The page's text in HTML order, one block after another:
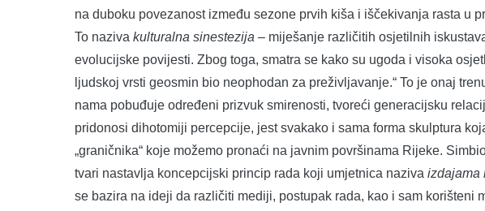
na duboku povezanost između sezone prvih kiša i iščekivanja rasta u
To naziva kulturalna sinestezija – miješanje različitih osjetilnih
evolucijske povijesti. Zbog toga, smatra se kako su ugoda i visoka
ljudskoj vrsti geosmin bio neophodan za preživljavanje.“ To je onaj
nama pobuđuje određeni prizvuk smirenosti, tvoreći generacijsku
pridonosi dihotomiji percepcije, jest svakako i sama forma skulptura
„graničnika“ koje možemo pronaći na javnim površinama Rijeke.
tvari nastavlja koncepcijski princip rada koji umjetnica naziva izdajama
se bazira na ideji da različiti mediji, postupak rada, kao i sam korišteni